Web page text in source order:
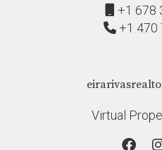
+1 678
+1 470
Virtual